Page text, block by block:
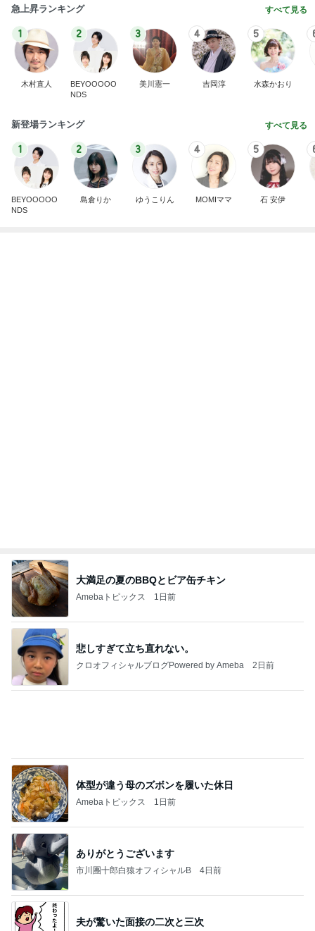
急上昇ランキング すべて見る
1
木村直人
2
BEYOOOOO
NDS
3
美川憲一
4
吉岡淳
5
水森かおり
新登場ランキング すべて見る
1
BEYOOOOO
NDS
2
島倉りか
3
ゆうこりん
4
MOMIママ
5
石 安伊
大満足の夏のBBQとビア缶チキン
Amebaトピックス 1日前
悲しすぎて立ち直れない。
クロオフィシャルブログPowered by Ameba 2日前
体型が違う母のズボンを履いた休日
Amebaトピックス 1日前
ありがとうございます
市川團十郎白猿オフィシャルB 4日前
夫が驚いた面接の二次と三次